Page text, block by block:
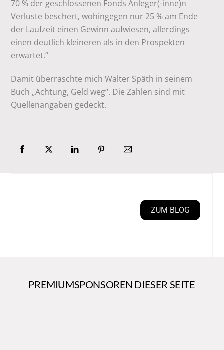
70 % der geschlossenen Fonds Anleger(-inne)n
Verluste beschert, wohingegen nur 25 % am Ende
der Laufzeit einen Gewinn aufwiesen, allerdings
einen deutlich kleineren als in den Prospekten
erwartet.“
Damit überraschte mich Walter Späth in seinem
Buch „Achtung, Geld weg“. Die Zahlen sind mit
Quellenangaben gedeckt.
ZUM BLOG
PREMIUMSPONSOREN DIESER SEITE